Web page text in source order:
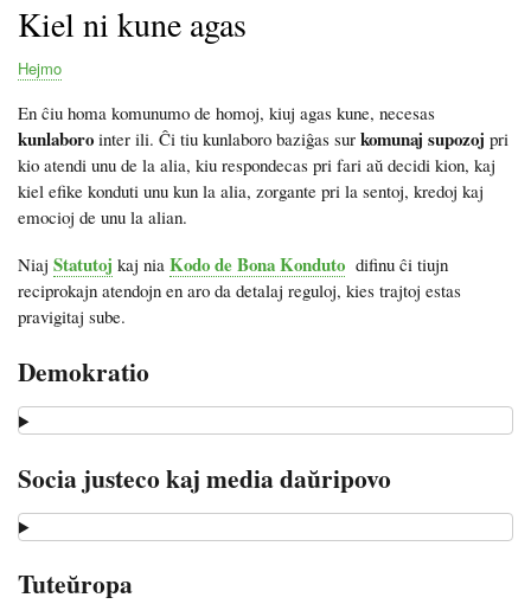
Kiel ni kune agas
Hejmo
En ĉiu homa komunumo de homoj, kiuj agas kune, necesas
kunlaboro inter ili. Ĉi tiu kunlaboro baziĝas sur komunaj supozoj pri
kio atendi unu de la alia, kiu respondecas pri fari aŭ decidi kion, kaj
kiel efike konduti unu kun la alia, zorgante pri la sentoj, kredoj kaj
emocioj de unu la alian.
Niaj Statutoj kaj nia Kodo de Bona Konduto difinu ĉi tiujn
reciprokajn atendojn en aro da detalaj reguloj, kies trajtoj estas
pravigitaj sube.
Demokratio
Socia justeco kaj media daŭripovo
Tuteŭropa